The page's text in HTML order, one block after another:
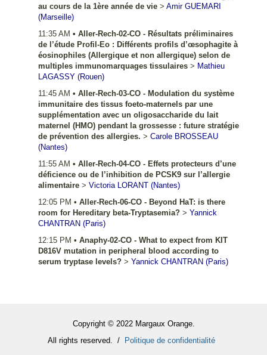
au cours de la 1ère année de vie > Amir GUEMARI
(Marseille)
11:35 AM • Aller-Rech-02-CO - Résultats préliminaires
de l’étude Profil-Eo : Différents profils d’œsophagite à
éosinophiles (Allergique et non allergique) selon de
multiples immunomarquages tissulaires > Mathieu
LAGASSY (Rouen)
11:45 AM • Aller-Rech-03-CO - Modulation du système
immunitaire des tissus foeto-maternels par une
supplémentation avec un oligosaccharide du lait
maternel (HMO) pendant la grossesse : future stratégie
de prévention des allergies. > Carole BROSSEAU
(Nantes)
11:55 AM • Aller-Rech-04-CO - Effets protecteurs d’une
déficience ou de l’inhibition de PCSK9 sur l’allergie
alimentaire > Victoria LORANT (Nantes)
12:05 PM • Aller-Rech-06-CO - Beyond HaT: is there
room for Hereditary beta-Tryptasemia? > Yannick
CHANTRAN (Paris)
12:15 PM • Anaphy-02-CO - What to expect from KIT
D816V mutation in peripheral blood according to
serum tryptase levels? > Yannick CHANTRAN (Paris)
Copyright © 2022 Margaux Orange.
All rights reserved. / Politique de confidentialité